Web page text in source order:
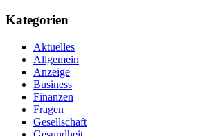
nach:
Kategorien
Aktuelles
Allgemein
Anzeige
Business
Finanzen
Fragen
Gesellschaft